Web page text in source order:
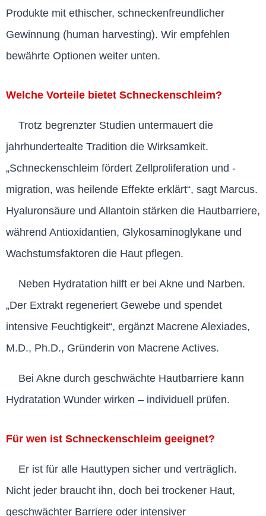
Produkte mit ethischer, schneckenfreundlicher
Gewinnung (human harvesting). Wir empfehlen
bewährte Optionen weiter unten.
Welche Vorteile bietet Schneckenschleim?
Trotz begrenzter Studien untermauert die
jahrhundertealte Tradition die Wirksamkeit.
„Schneckenschleim fördert Zellproliferation und -
migration, was heilende Effekte erklärt“, sagt Marcus.
Hyaluronsäure und Allantoin stärken die Hautbarriere,
während Antioxidantien, Glykosaminoglykane und
Wachstumsfaktoren die Haut pflegen.
Neben Hydratation hilft er bei Akne und Narben.
„Der Extrakt regeneriert Gewebe und spendet
intensive Feuchtigkeit“, ergänzt Macrene Alexiades,
M.D., Ph.D., Gründerin von Macrene Actives.
Bei Akne durch geschwächte Hautbarriere kann
Hydratation Wunder wirken – individuell prüfen.
Für wen ist Schneckenschleim geeignet?
Er ist für alle Hauttypen sicher und verträglich.
Nicht jeder braucht ihn, doch bei trockener Haut,
geschwächter Barriere oder intensiver